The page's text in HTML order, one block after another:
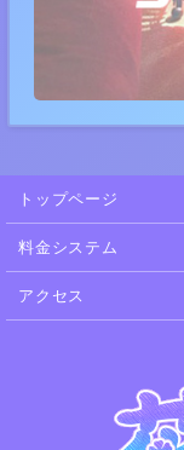
トップページ
料金システム
アクセス